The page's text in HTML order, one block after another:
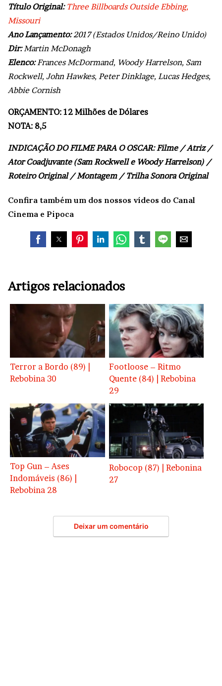
Título Original: Three Billboards Outside Ebbing,
Missouri
Ano Lançamento:2017 (Estados Unidos/Reino Unido)
Dir: Martin McDonagh
Elenco: Frances McDormand, Woody Harrelson, Sam
Rockwell, John Hawkes, Peter Dinklage, Lucas Hedges,
Abbie Cornish
ORÇAMENTO: 12 Milhões de Dólares
NOTA: 8,5
INDICAÇÃO DO FILME PARA O OSCAR: Filme / Atriz /
Ator Coadjuvante (Sam Rockwell e Woody Harrelson) /
Roteiro Original / Montagem / Trilha Sonora Original
Confira também um dos nossos vídeos do Canal
Cinema e Pipoca
Artigos relacionados
Terror a Bordo (89) |
Rebobina 30
Footloose – Ritmo
Quente (84) | Rebobina
29
Top Gun – Ases
Indomáveis (86) |
Rebobina 28
Robocop (87) | Rebonina
27
Deixar um comentário